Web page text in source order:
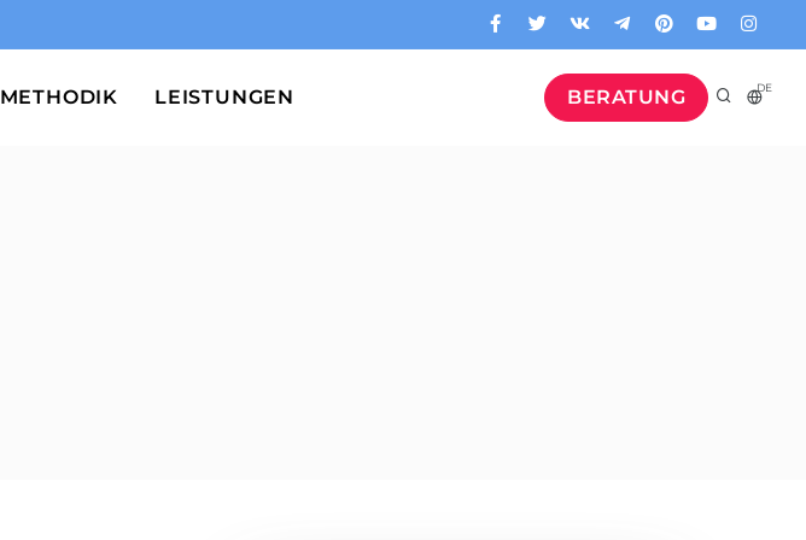
BERATUNG DE
METHODIK LEISTUNGEN